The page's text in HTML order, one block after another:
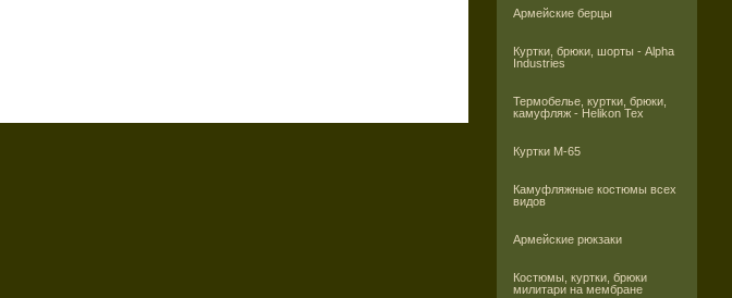
Армейские берцы
Куртки, брюки, шорты - Alpha
Industries
Термобелье, куртки, брюки,
камуфляж - Helikon Tex
Куртки M-65
Камуфляжные костюмы всех
видов
Армейские рюкзаки
Костюмы, куртки, брюки
милитари на мембране